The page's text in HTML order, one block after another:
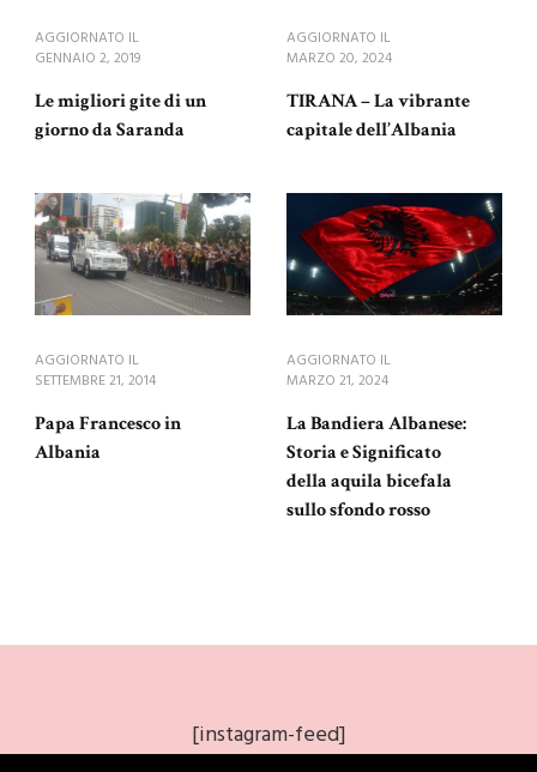
AGGIORNATO IL
GENNAIO 2, 2019
Le migliori gite di un
giorno da Saranda
AGGIORNATO IL
MARZO 20, 2024
TIRANA – La vibrante
capitale dell’Albania
AGGIORNATO IL
SETTEMBRE 21, 2014
Papa Francesco in
Albania
AGGIORNATO IL
MARZO 21, 2024
La Bandiera Albanese:
Storia e Significato
della aquila bicefala
sullo sfondo rosso
[instagram-feed]